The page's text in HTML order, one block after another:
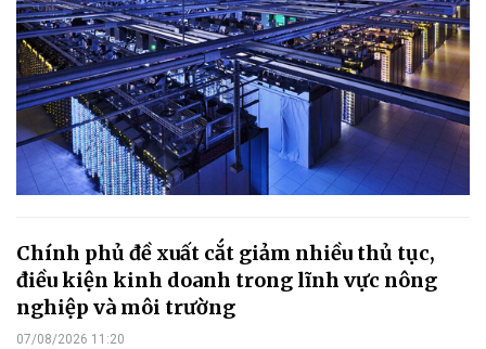
Chính phủ đề xuất cắt giảm nhiều thủ tục,
điều kiện kinh doanh trong lĩnh vực nông
nghiệp và môi trường
07/08/2026 11:20